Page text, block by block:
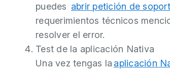
puedes abrir petición de
requerimientos técnicos
resolver el error.
Test de la aplicación Nativa
Una vez tengas la aplicación